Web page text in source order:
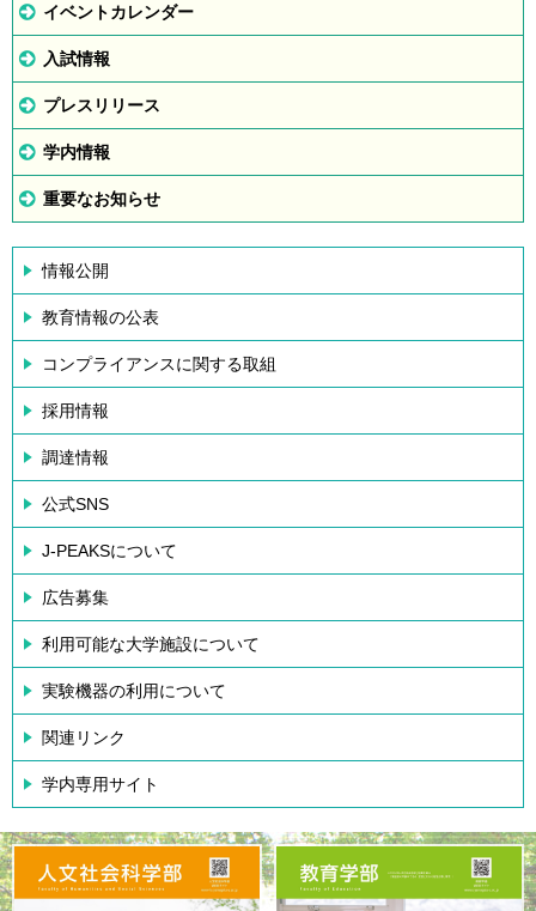
イベントカレンダー
入試情報
プレスリリース
学内情報
重要なお知らせ
情報公開
教育情報の公表
コンプライアンスに関する取組
採用情報
調達情報
公式SNS
J-PEAKSについて
広告募集
利用可能な大学施設について
実験機器の利用について
関連リンク
学内専用サイト